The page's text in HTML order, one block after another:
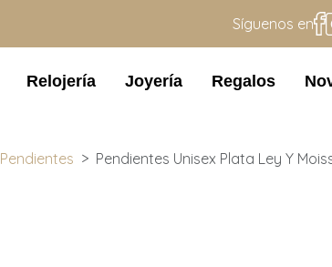
Síguenos en
Relojería Joyería Regalos
Pendientes Pendientes Unisex Plata Ley Y